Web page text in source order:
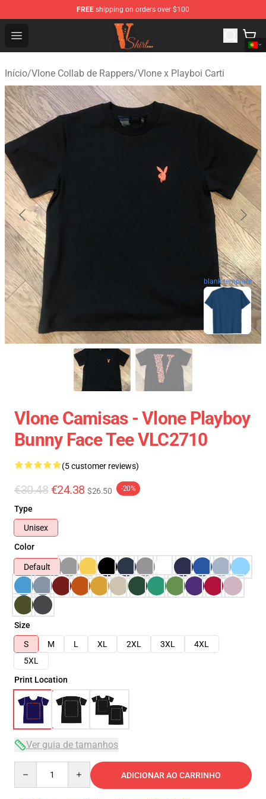
FREE shipping on orders over $100
Open menu
Vlone Shirt Store - Official Vlone Shirt Shop
Início/Vlone Collab de Rappers/Vlone x Playboi Carti
blank template
Vlone Camisas - Vlone Playboy
Bunny Face Tee VLC2710
(5 customer reviews)
€30.48 €24.38 $26.50 -20%
Type
Unisex
Color
Default
Size
S
M L XL 2XL 3XL
4XL
5XL
Print Location
Ver guia de tamanhos
ADICIONAR AO CARRINHO